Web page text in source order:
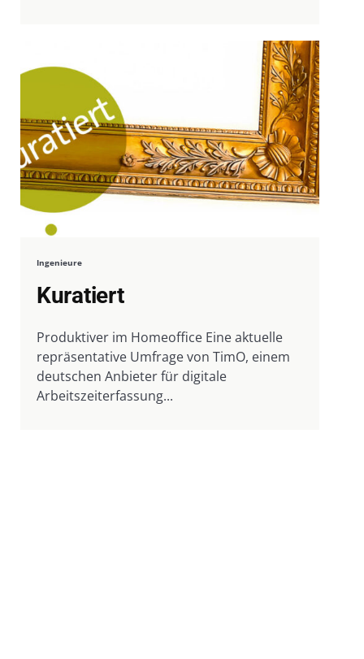
Ingenieure
Kuratiert
Produktiver im Homeoffice Eine aktuelle
repräsentative Umfrage von TimO, einem
deutschen Anbieter für digitale
Arbeitszeiterfassung...